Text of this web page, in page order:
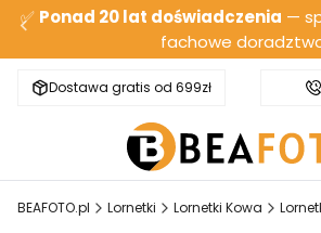
✅ Ponad 20 lat doświadczenia —
fachowe
Dostawa gratis od 699zł
BEAFOTO.pl Lornetki Lornetki Kowa